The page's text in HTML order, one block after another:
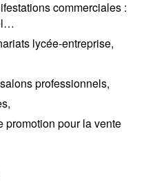
commerciales :
lycée-entreprise,
professionnels,
promotion pour la vente